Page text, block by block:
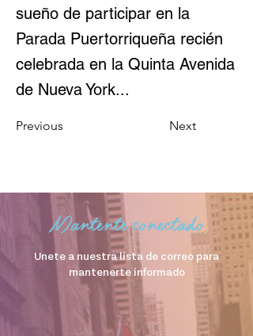
sueño de participar en la
Parada Puertorriqueña recién
celebrada en la Quinta Avenida
de Nueva York...
Previous Next
Mantente conectado
Unete a nuestra lista de correo para
mantenerte informado